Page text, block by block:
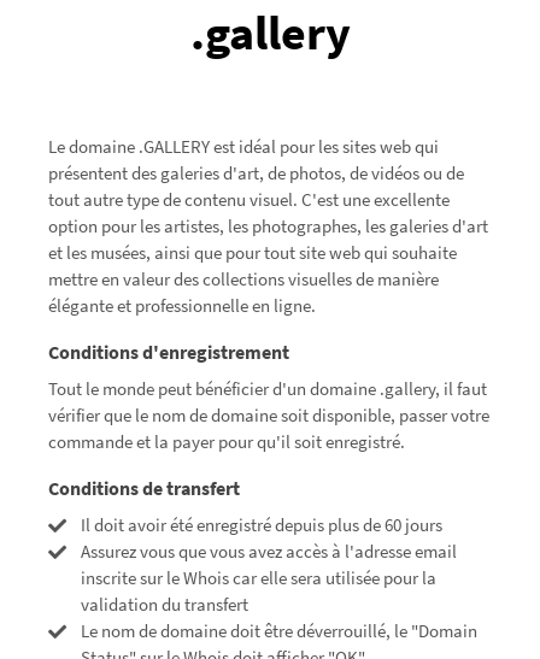
.gallery
Le domaine .GALLERY est idéal pour les sites web qui
présentent des galeries d'art, de photos, de vidéos ou de
tout autre type de contenu visuel. C'est une excellente
option pour les artistes, les photographes, les galeries d'art
et les musées, ainsi que pour tout site web qui souhaite
mettre en valeur des collections visuelles de manière
élégante et professionnelle en ligne.
Conditions d'enregistrement
Tout le monde peut bénéficier d'un domaine .gallery, il faut
vérifier que le nom de domaine soit disponible, passer votre
commande et la payer pour qu'il soit enregistré.
Conditions de transfert
Il doit avoir été enregistré depuis plus de 60 jours
Assurez vous que vous avez accès à l'adresse email
inscrite sur le Whois car elle sera utilisée pour la
validation du transfert
Le nom de domaine doit être déverrouillé, le "Domain